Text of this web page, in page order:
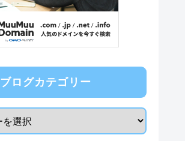
ブログカテゴリー